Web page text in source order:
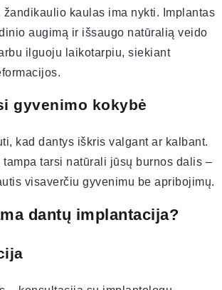
žandikaulio kaulas ima nykti. Implantas
augimą ir išsaugo natūralią veido
ilguoju laikotarpiu, siekiant
gyvenimo kokybė
kad dantys iškris valgant ar kalbant.
tampa tarsi natūrali jūsų burnos dalis –
visaverčiu gyvenimu be apribojimų.
dantų implantacija?